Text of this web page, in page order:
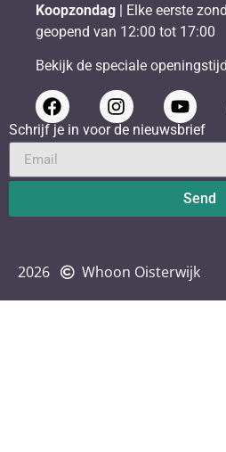
Koopzondag | Elke eerste
geopend van 12:00 tot 17:00
Bekijk de speciale
Schrijf je in voor de nieuwsbrief
Send
2026 Whoon Oisterwijk